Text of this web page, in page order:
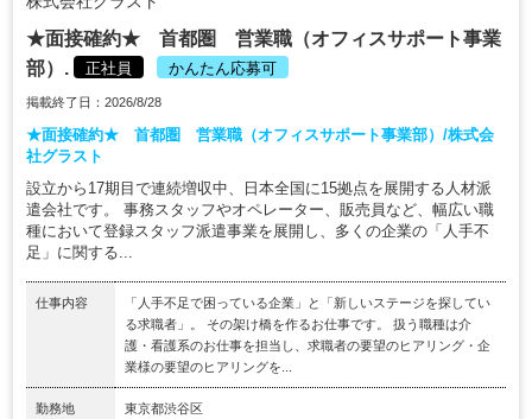
★面接確約★ 首都圏 営業職（オフィスサポート事業
部）.
正社員 かんたん応募可
掲載終了日：2026/8/28
★面接確約★ 首都圏 営業職（オフィスサポート事業部）/株式会
社グラスト
設立から17期目で連続増収中、日本全国に15拠点を展開する人材派
遣会社です。 事務スタッフやオペレーター、販売員など、幅広い職
種において登録スタッフ派遣事業を展開し、多くの企業の「人手不
足」に関する...
仕事内容
「人手不足で困っている企業」と「新しいステージを探してい
る求職者」。 その架け橋を作るお仕事です。 扱う職種は介
護・看護系のお仕事を担当し、求職者の要望のヒアリング・企
業様の要望のヒアリングを...
勤務地 東京都渋谷区